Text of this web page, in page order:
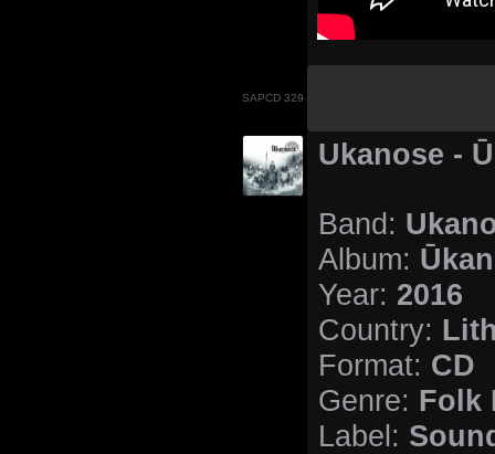
SAPCD 329
Ukanose -
Band:
Album:
Year: 2016
Country:
Format: CD
Genre: Folk
Label: